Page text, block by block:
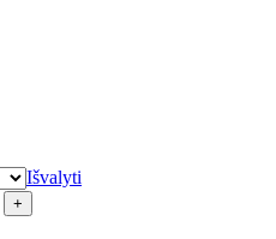
Išvalyti
+